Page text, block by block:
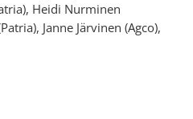
Heidi Nurminen
Janne Järvinen (Agco),